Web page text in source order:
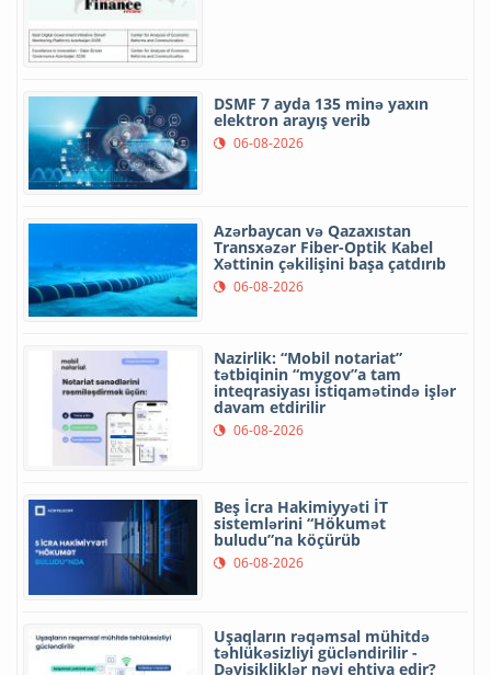
DSMF 7 ayda 135 minə yaxın
elektron arayış verib
06-08-2026
Azərbaycan və Qazaxıstan
Transxəzər Fiber-Optik Kabel
Xəttinin çəkilişini başa çatdırıb
06-08-2026
Nazirlik: “Mobil notariat”
tətbiqinin “mygov”a tam
inteqrasiyası istiqamətində işlər
davam etdirilir
06-08-2026
Beş İcra Hakimiyyəti İT
sistemlərini “Hökumət
buludu”na köçürüb
06-08-2026
Uşaqların rəqəmsal mühitdə
təhlükəsizliyi gücləndirilir -
Dəyişikliklər nəyi ehtiva edir?